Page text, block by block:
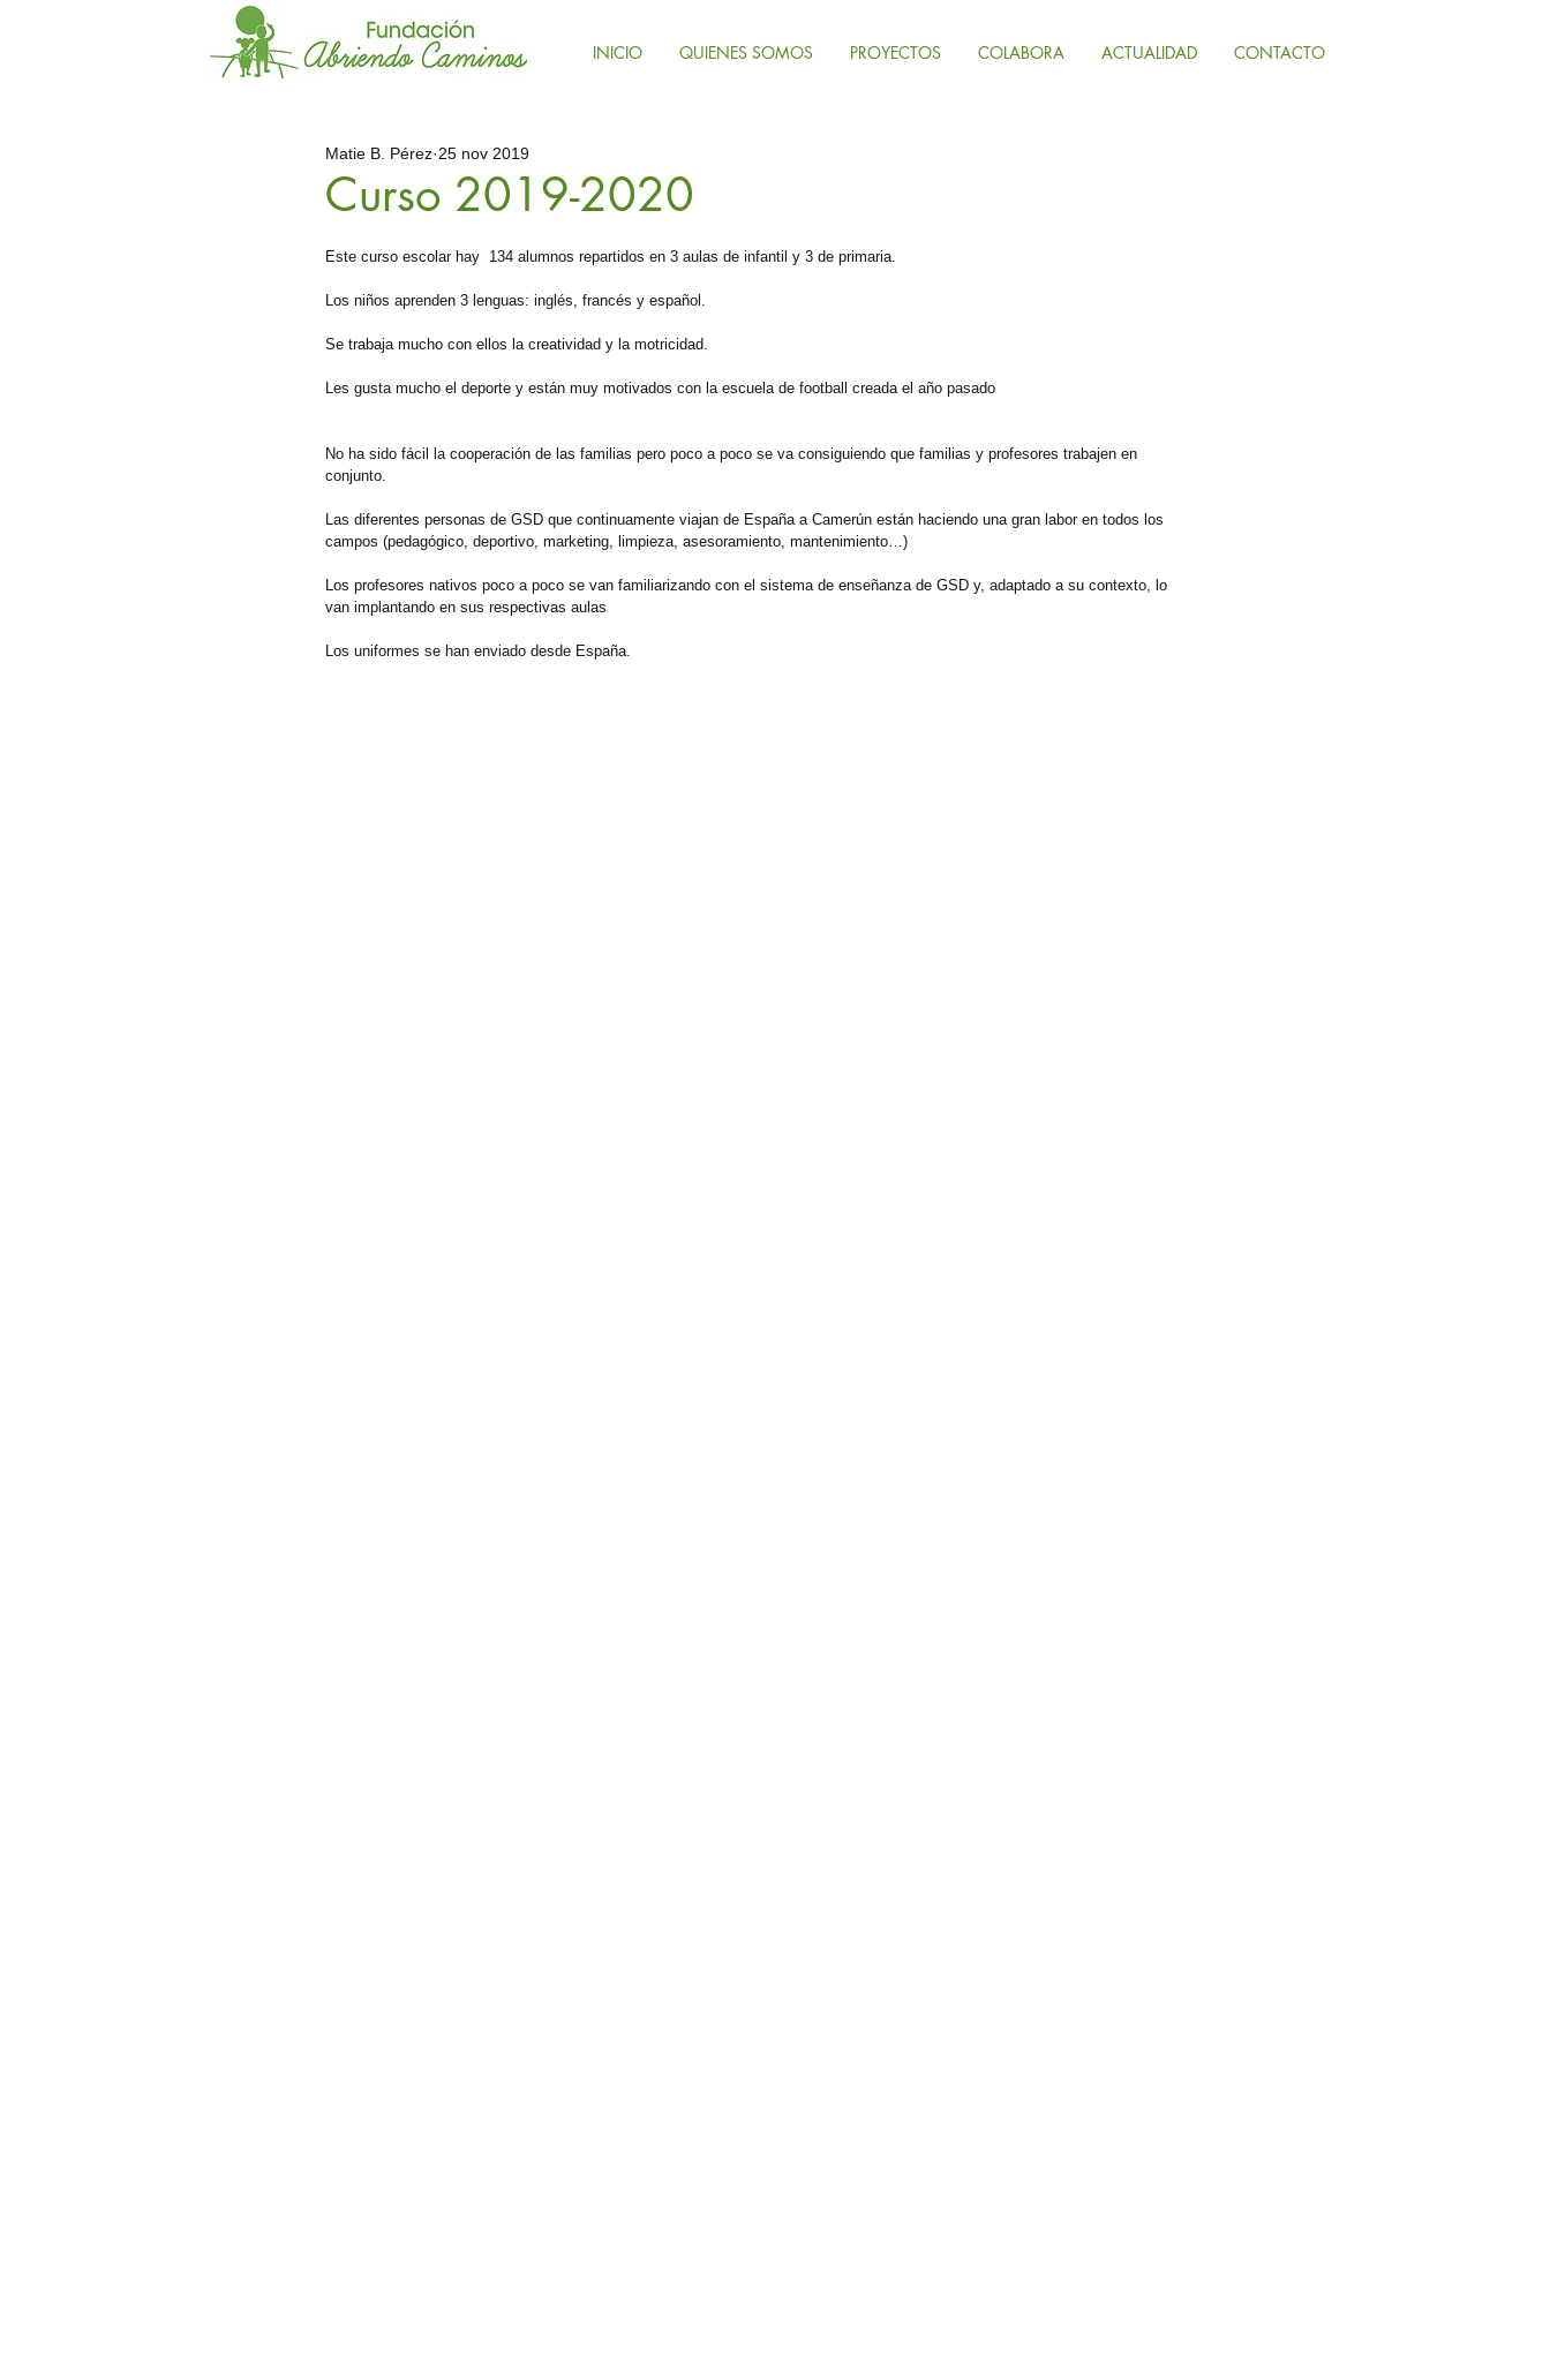
INICIO QUIENES SOMOS PROYECTOS COLABORA ACTUALIDAD CONTACTO
Curso 2019-2020
Matie B. Pérez 25 nov 2019
Este curso escolar hay  134 alumnos repartidos en 3 aulas de infantil y 3 de primaria.
Los niños aprenden 3 lenguas: inglés, francés y español.
Se trabaja mucho con ellos la creatividad y la motricidad.
Les gusta mucho el deporte y están muy motivados con la escuela de football creada el año pasado
No ha sido fácil la cooperación de las familias pero poco a poco se va consiguiendo que familias y profesores trabajen en
conjunto.
Las diferentes personas de GSD que continuamente viajan de España a Camerún están haciendo una gran labor en todos los
campos (pedagógico, deportivo, marketing, limpieza, asesoramiento, mantenimiento…)
Los profesores nativos poco a poco se van familiarizando con el sistema de enseñanza de GSD y, adaptado a su contexto, lo
van implantando en sus respectivas aulas
Los uniformes se han enviado desde España.